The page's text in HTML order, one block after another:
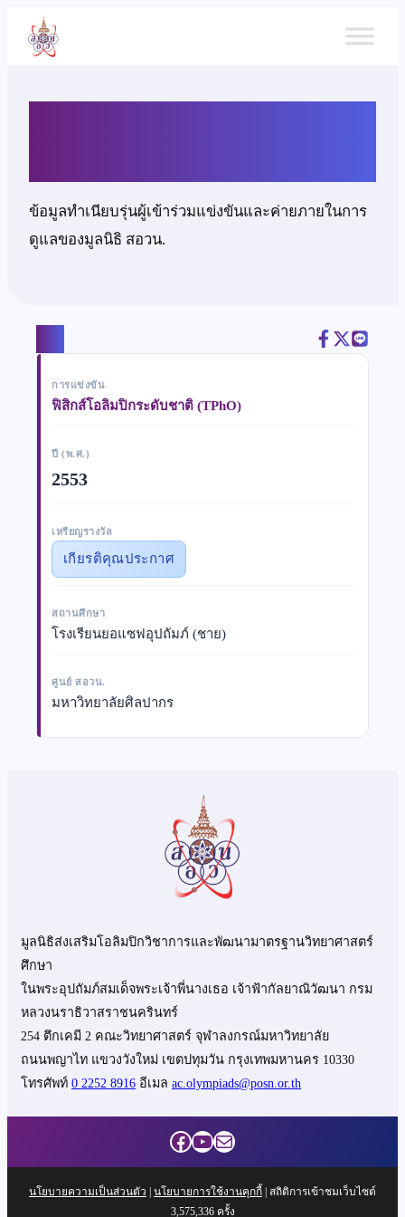
เนื้อหา
ข้อมูลทำเนียบรุ่นผู้เข้าร่วมแข่งขันและค่ายภายในการ
ดูแลของมูลนิธิ สอวน.
การแข่งขัน
ฟิสิกส์โอลิมปิกระดับชาติ (TPhO)
ปี (พ.ศ.)
2553
เหรียญรางวัล
เกียรติคุณประกาศ
สถานศึกษา
โรงเรียนยอแซฟอุปถัมภ์ (ชาย)
ศูนย์ สอวน.
มหาวิทยาลัยศิลปากร
มูลนิธิส่งเสริมโอลิมปิกวิชาการและพัฒนามาตรฐานวิทยาศาสตร์
ศึกษา
ในพระอุปถัมภ์สมเด็จพระเจ้าพี่นางเธอ เจ้าฟ้ากัลยาณิวัฒนา กรม
หลวงนราธิวาสราชนครินทร์
254 ตึกเคมี 2 คณะวิทยาศาสตร์ จุฬาลงกรณ์มหาวิทยาลัย
ถนนพญาไท แขวงวังใหม่ เขตปทุมวัน กรุงเทพมหานคร 10330
โทรศัพท์ 0 2252 8916 อีเมล ac.olympiads@posn.or.th
Facebook
YouTube
Mail
นโยบายความเป็นส่วนตัว | นโยบายการใช้งานคุกกี้ | สถิติการเข้าชมเว็บไซต์
3,575,336ครั้ง